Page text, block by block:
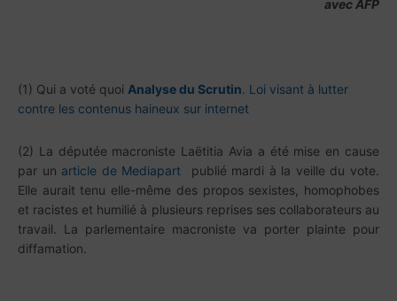
avec AFP
(1) Qui a voté quoi Analyse du Scrutin. Loi visant à lutter
contre les contenus haineux sur internet
(2) La députée macroniste Laëtitia Avia a été mise en cause
par un article de Mediapart publié mardi à la veille du vote.
Elle aurait tenu elle-même des propos sexistes, homophobes
et racistes et humilié à plusieurs reprises ses collaborateurs au
travail. La parlementaire macroniste va porter plainte pour
diffamation.